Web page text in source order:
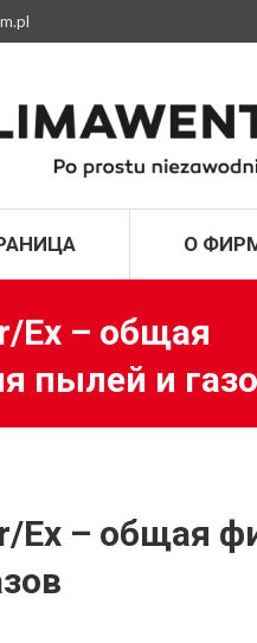
О
Ex – общая
пылей и
Ex – общая